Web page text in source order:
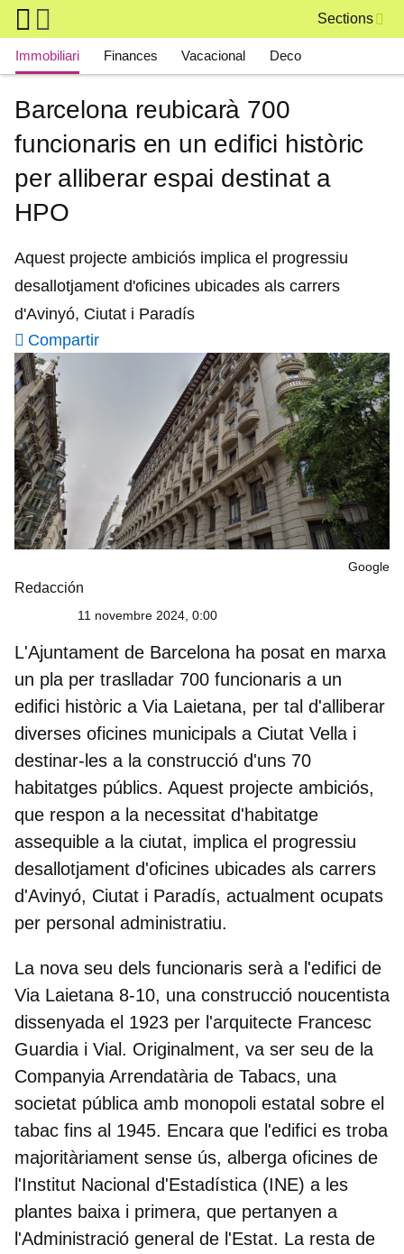
Skip to main content
Sections
Main navigation
Immobiliari Finances Vacacional Deco
Barcelona reubicarà 700
funcionaris en un edifici històric
per alliberar espai destinat a
HPO
Aquest projecte ambiciós implica el progressiu
desallotjament d'oficines ubicades als carrers
d'Avinyó, Ciutat i Paradís
Compartir
Google
Redacción
11 novembre 2024, 0:00
L'Ajuntament de Barcelona ha posat en marxa
un pla per traslladar 700 funcionaris a un
edifici històric a Via Laietana, per tal d'alliberar
diverses oficines municipals a Ciutat Vella i
destinar-les a la construcció d'uns 70
habitatges públics. Aquest projecte ambiciós,
que respon a la necessitat d'habitatge
assequible a la ciutat, implica el progressiu
desallotjament d'oficines ubicades als carrers
d'Avinyó, Ciutat i Paradís, actualment ocupats
per personal administratiu.
La nova seu dels funcionaris serà a l'edifici de
Via Laietana 8-10, una construcció noucentista
dissenyada el 1923 per l'arquitecte Francesc
Guardia i Vial. Originalment, va ser seu de la
Companyia Arrendatària de Tabacs, una
societat pública amb monopoli estatal sobre el
tabac fins al 1945. Encara que l'edifici es troba
majoritàriament sense ús, alberga oficines de
l'Institut Nacional d'Estadística (INE) a les
plantes baixa i primera, que pertanyen a
l'Administració general de l'Estat. La resta de